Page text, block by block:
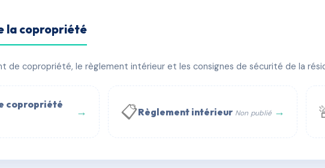
TERRE
Cuers
Digital 💬 WhatsApp
la copropriété
de copropriété, le règlement intérieur et les consignes de sécurité de la
copropriété
→ 📋Règlement intérieur Non publié →